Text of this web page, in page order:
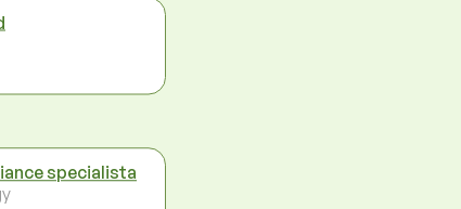
specialista